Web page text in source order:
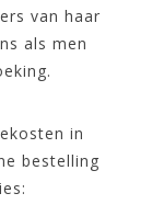
van haar
als men
in
bestelling